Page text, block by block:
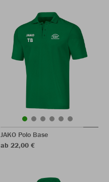
JAKO Polo Base
ab 22,00 €